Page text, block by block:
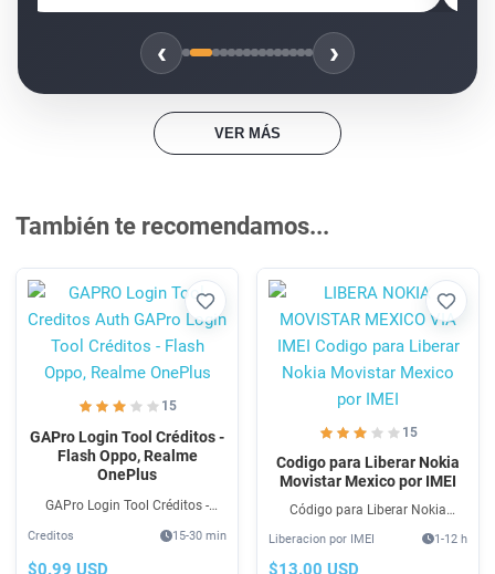
‹ ›
VER MÁS
También te recomendamos...
Favorito
15
GAPro Login Tool Créditos -
Flash Oppo, Realme
OnePlus
GAPro Login Tool Créditos -
accesos online para Auth Flash
Online 100% seguro compra aquí
Creditos 15-30 min
$0.99 USD
15
Codigo para Liberar Nokia
Movistar Mexico por IMEI
Código para Liberar Nokia
contrato o plan, para usarlo en
otra operadora. Unlock Movistar
Liberacion por IMEI 1-12 h
$13.00 USD